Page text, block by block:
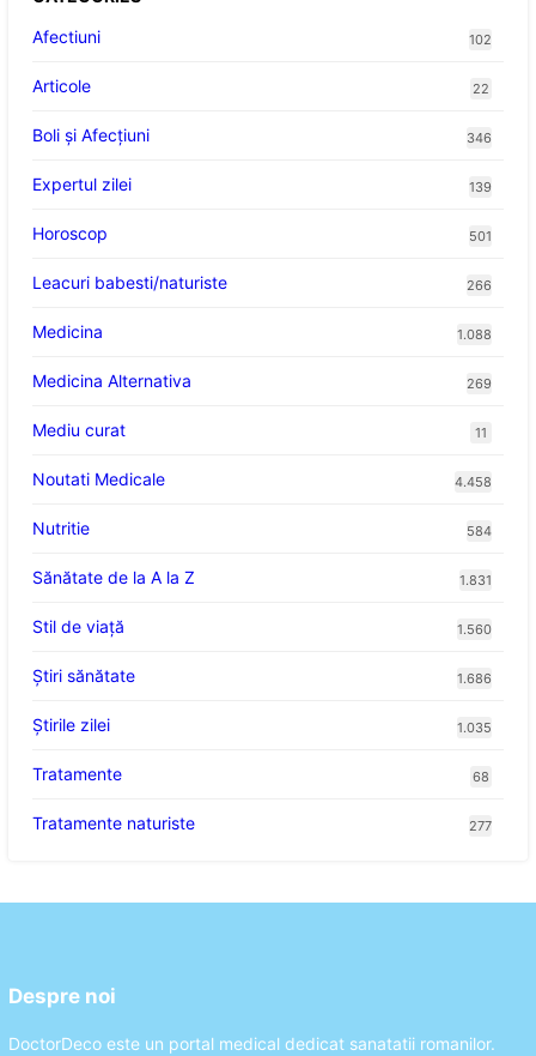
Afectiuni
102
Articole 22
Boli și Afecțiuni 346
Expertul zilei 139
Horoscop 501
Leacuri babesti/naturiste 266
Medicina 1.088
Medicina Alternativa 269
Mediu curat 11
Noutati Medicale 4.458
Nutritie 584
Sănătate de la A la Z 1.831
Stil de viaţă 1.560
Ştiri sănătate 1.686
Știrile zilei 1.035
Tratamente 68
Tratamente naturiste 277
Despre noi
DoctorDeco este un portal medical dedicat sanatatii romanilor.